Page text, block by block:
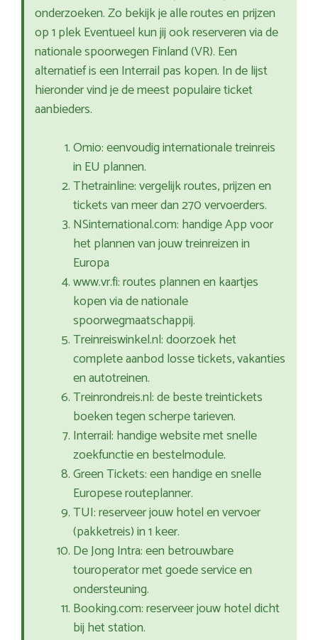
onderzoeken. Zo bekijk je alle routes en prijzen
op 1 plek Eventueel kun jij ook reserveren via de
nationale spoorwegen Finland (VR). Een
alternatief is een Interrail pas kopen. In de lijst
hieronder vind je de meest populaire ticket
aanbieders.
Omio: eenvoudig internationale treinreis
in EU plannen.
Thetrainline: vergelijk routes, prijzen en
tickets van meer dan 270 vervoerders.
NSinternational.com: handige App voor
het plannen van jouw treinreizen in
Europa
www.vr.fi: routes plannen en kaartjes
kopen via de nationale
spoorwegmaatschappij.
Treinreiswinkel.nl: doorzoek het
complete aanbod losse tickets, vakanties
en autotreinen.
Treinrondreis.nl: de beste treintickets
boeken tegen scherpe tarieven.
Interrail: handige website met snelle
zoekfunctie en bestelmodule.
Green Tickets: een handige en snelle
Europese routeplanner.
TUI: reserveer jouw hotel en vervoer
(pakketreis) in 1 keer.
De Jong Intra: een betrouwbare
touroperator met goede service en
ondersteuning.
Booking.com: reserveer jouw hotel dicht
bij het station.